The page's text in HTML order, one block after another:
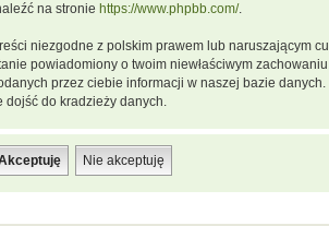
na stronie https://www.phpbb.com/.
niezgodne z polskim prawem lub naruszającym
powiadomiony o twoim niewłaściwym
przez ciebie informacji w naszej bazie
dojść do kradzieży danych.